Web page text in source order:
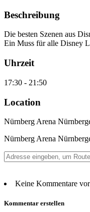
Beschreibung
Die besten Szenen aus
Ein Muss für alle Disney
Uhrzeit
17:30 - 21:50
Location
Nürnberg Arena
Nürnberg Arena
Keine Kommentare
Kommentar erstellen